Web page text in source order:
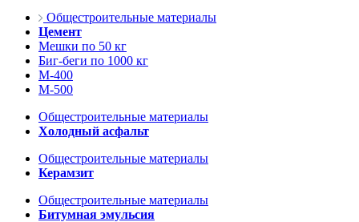
Общестроительные материалы
Цемент
Мешки по 50 кг
Биг-беги по 1000 кг
М-400
М-500
Общестроительные материалы
Холодный асфальт
Общестроительные материалы
Керамзит
Общестроительные материалы
Битумная эмульсия